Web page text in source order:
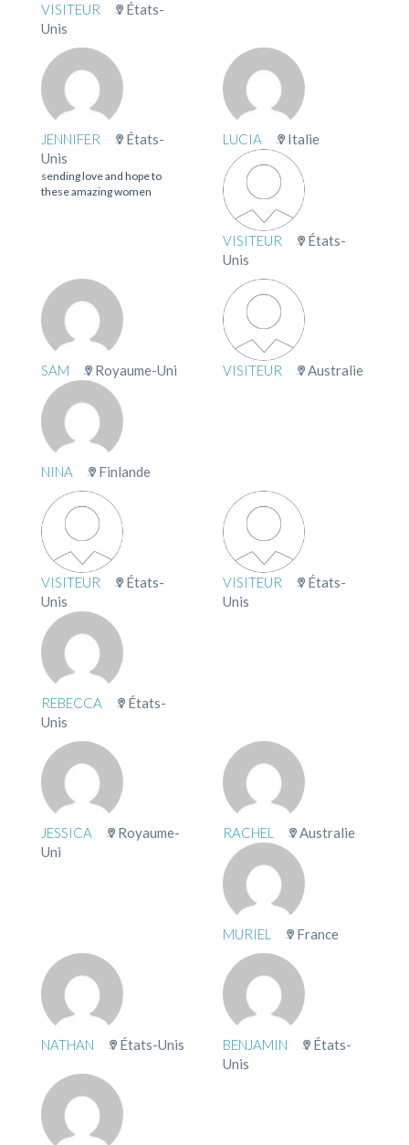
VISITEUR
États-
Unis
JENNIFER
États-
Unis
sending love and hope to
these amazing women
LUCIA Italie
VISITEUR
États-
Unis
SAM Royaume-Uni VISITEUR Australie
NINA Finlande
VISITEUR
États-
Unis
VISITEUR
États-
Unis
REBECCA
États-
Unis
JESSICA
Royaume-
Uni
RACHEL Australie
MURIEL France
NATHAN États-Unis BENJAMIN
États-
Unis